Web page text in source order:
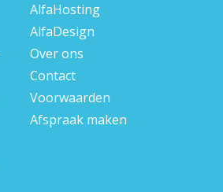
AlfaHosting
AlfaDesign
Over ons
Contact
Voorwaarden
Afspraak maken